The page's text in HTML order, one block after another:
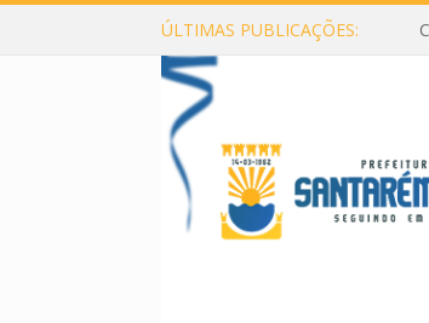
ÚLTIMAS PUBLICAÇÕES: